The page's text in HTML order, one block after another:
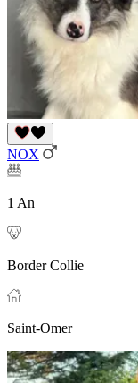
NOX
1 An
Border Collie
Saint-Omer